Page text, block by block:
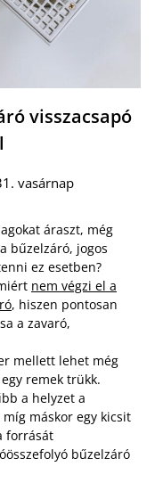
visszacsapó
vasárnap
áraszt, még
bűzelzáró, jogos
ez esetben?
nem végzi el a
, hiszen pontosan
a zavaró,
mellett lehet még
remek trükk.
a helyzet a
máskor egy kicsit
forrását
bűzelzáró